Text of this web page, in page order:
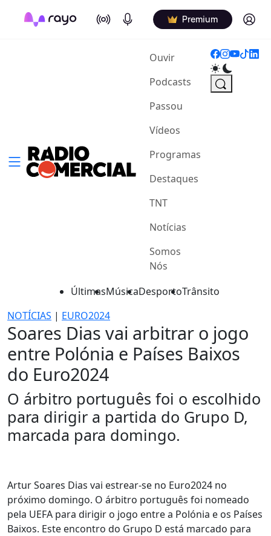
On Air Podcasts Premium Log in
Ouvir(current)
Podcasts
Passou
Vídeos
Programas
Destaques
TNT
Notícias
Somos
Nós
ÚltimasMúsicaDesportoTrânsito
NOTÍCIAS | EURO2024
Soares Dias vai arbitrar o jogo
entre Polónia e Países Baixos
do Euro2024
O árbitro português foi o escolhido
para dirigir a partida do Grupo D,
marcada para domingo.
Artur Soares Dias vai estrear-se no Euro2024 no
próximo domingo. O árbitro português foi nomeado
pela UEFA para dirigir o jogo entre a Polónia e os Países
Baixos. Este encontro do Grupo D está marcado para